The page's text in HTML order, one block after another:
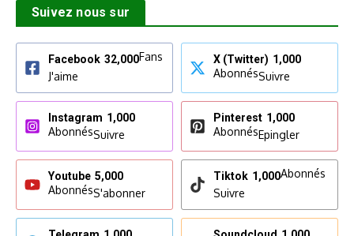
Suivez nous sur
Facebook 32,000Fans
J'aime
X (Twitter) 1,000
AbonnésSuivre
Instagram 1,000
AbonnésSuivre
Pinterest 1,000
AbonnésEpingler
Youtube 5,000
AbonnésS'abonner
Tiktok 1,000Abonnés
Suivre